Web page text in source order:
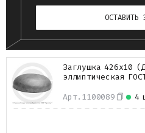
ОСТАВИТЬ
Арт. 1100089 4
Заглушка 426х10
эллиптическая